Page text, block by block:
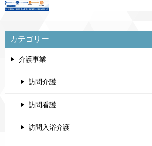
カテゴリー
介護事業
訪問介護
訪問看護
訪問入浴介護